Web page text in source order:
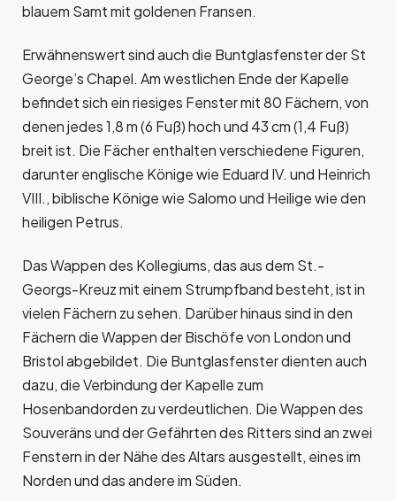
blauem Samt mit goldenen Fransen.
Erwähnenswert sind auch die Buntglasfenster der St
George’s Chapel. Am westlichen Ende der Kapelle
befindet sich ein riesiges Fenster mit 80 Fächern, von
denen jedes 1,8 m (6 Fuß) hoch und 43 cm (1,4 Fuß)
breit ist. Die Fächer enthalten verschiedene Figuren,
darunter englische Könige wie Eduard IV. und Heinrich
VIII., biblische Könige wie Salomo und Heilige wie den
heiligen Petrus.
Das Wappen des Kollegiums, das aus dem St.-
Georgs-Kreuz mit einem Strumpfband besteht, ist in
vielen Fächern zu sehen. Darüber hinaus sind in den
Fächern die Wappen der Bischöfe von London und
Bristol abgebildet. Die Buntglasfenster dienten auch
dazu, die Verbindung der Kapelle zum
Hosenbandorden zu verdeutlichen. Die Wappen des
Souveräns und der Gefährten des Ritters sind an zwei
Fenstern in der Nähe des Altars ausgestellt, eines im
Norden und das andere im Süden.